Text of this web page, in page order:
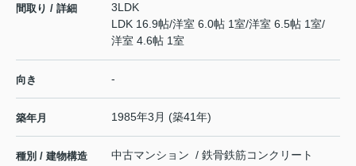
間取り / 詳細
3LDK
LDK 16.9帖/洋室 6.0帖 1室/洋室 6.5帖 1室/
洋室 4.6帖 1室
向き -
築年月 1985年3月 (築41年)
種別 / 建物構造 中古マンション / 鉄骨鉄筋コンクリート